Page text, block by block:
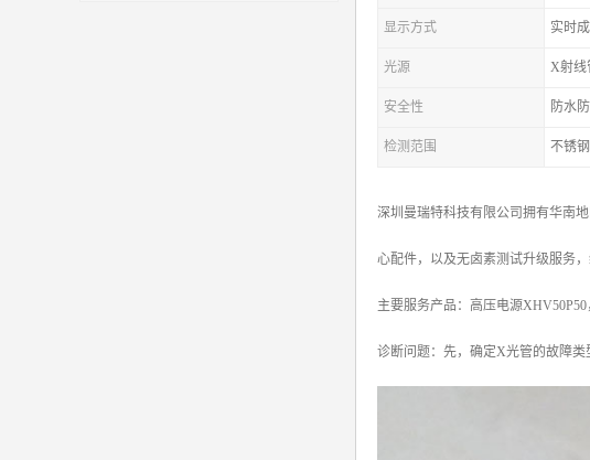
显示方式 实时
光源 X射线
安全性 防水
检测范围 不锈
深圳曼瑞特科技有限公司拥有华南
心配件，以及无卤素测试升级服务，
主要服务产品：高压电源
诊断问题：先，确定X光管的故障类